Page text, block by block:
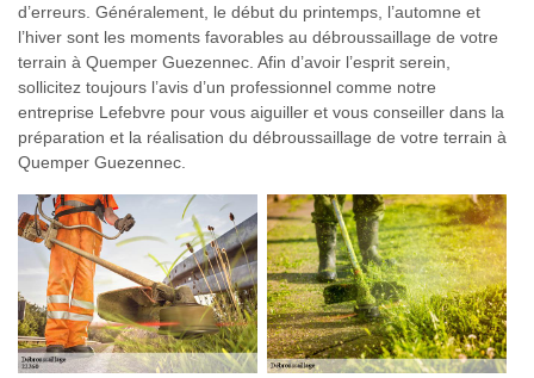
d’erreurs. Généralement, le début du printemps, l’automne et
l’hiver sont les moments favorables au débroussaillage de votre
terrain à Quemper Guezennec. Afin d’avoir l’esprit serein,
sollicitez toujours l’avis d’un professionnel comme notre
entreprise Lefebvre pour vous aiguiller et vous conseiller dans la
préparation et la réalisation du débroussaillage de votre terrain à
Quemper Guezennec.